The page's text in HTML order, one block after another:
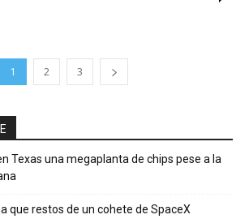
1 2 3
Texas una megaplanta de chips pese a la
que restos de un cohete de SpaceX